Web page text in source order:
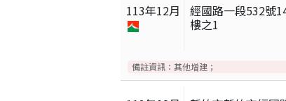
113年12月
經國路一段532號
樓之1
備註資訊： 其他增建；